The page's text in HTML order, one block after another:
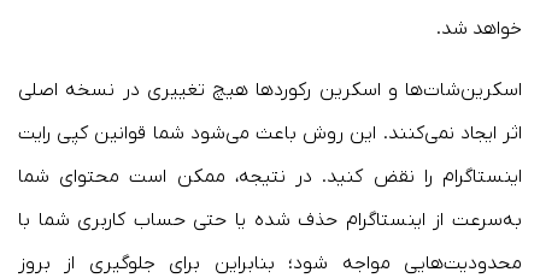
خواهد شد.
اسکرین‌شات‌ها و اسکرین رکوردها هیچ تغییری در نسخه اصلی
اثر ایجاد نمی‌کنند. این روش باعث می‌شود شما قوانین کپی رایت
اینستاگرام را نقض کنید. در نتیجه، ممکن است محتوای شما
به‌سرعت از اینستاگرام حذف شده یا حتی حساب کاربری شما با
محدودیت‌هایی مواجه شود؛ بنابراین برای جلوگیری از بروز